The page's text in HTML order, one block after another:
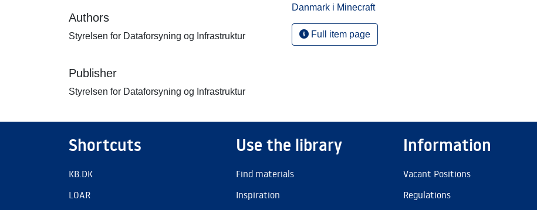
Authors
Styrelsen for Dataforsyning og Infrastruktur
Publisher
Styrelsen for Dataforsyning og Infrastruktur
Danmark i Minecraft
Full item page
Shortcuts
KB.DK
LOAR
Use the library
Find materials
Inspiration
Information
Vacant Positions
Regulations